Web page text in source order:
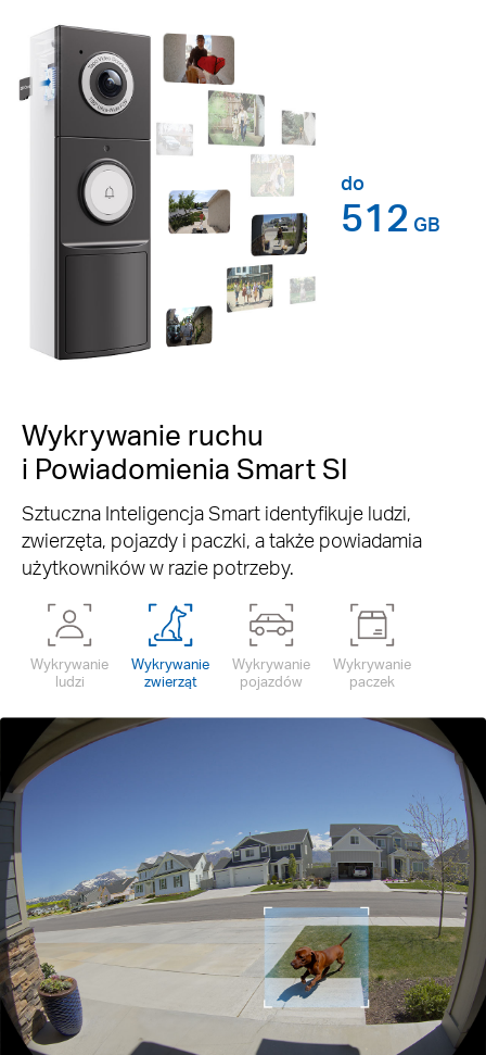
do
512 GB
Wykrywanie ruchu
i Powiadomienia Smart SI
Sztuczna Inteligencja Smart identyfikuje ludzi,
zwierzęta, pojazdy i paczki, a także powiadamia
użytkowników w razie potrzeby.
Wykrywanie
ludzi
Wykrywanie
zwierząt
Wykrywanie
pojazdów
Wykrywanie
paczek